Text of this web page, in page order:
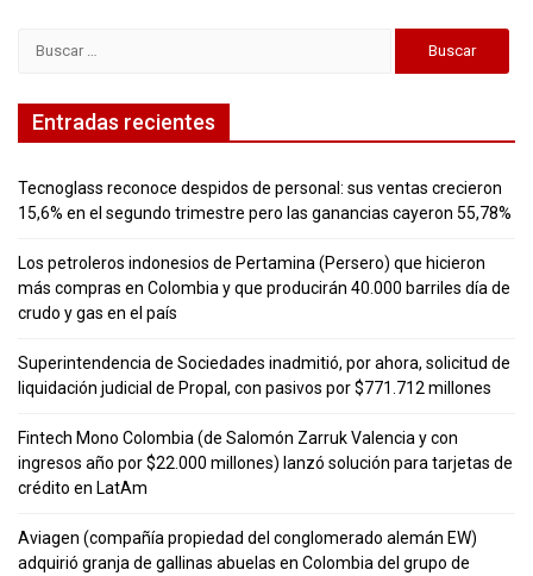
Entradas recientes
Tecnoglass reconoce despidos de personal: sus ventas crecieron
15,6% en el segundo trimestre pero las ganancias cayeron 55,78%
Los petroleros indonesios de Pertamina (Persero) que hicieron
más compras en Colombia y que producirán 40.000 barriles día de
crudo y gas en el país
Superintendencia de Sociedades inadmitió, por ahora, solicitud de
liquidación judicial de Propal, con pasivos por $771.712 millones
Fintech Mono Colombia (de Salomón Zarruk Valencia y con
ingresos año por $22.000 millones) lanzó solución para tarjetas de
crédito en LatAm
Aviagen (compañía propiedad del conglomerado alemán EW)
adquirió granja de gallinas abuelas en Colombia del grupo de